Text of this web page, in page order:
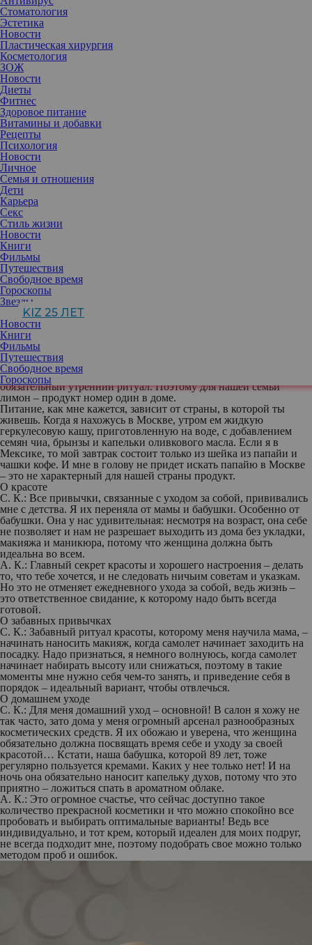
Стоматология
Эстетика
Новости
Пластическая хирургия
Косметология
ЗОЖ
Новости
Диеты
Фитнес
Здоровое питание
Витамины и добавки
Рецепты
Психология
Новости
Личное
Семья и отношения
Дети
Карьера
Секс
Стиль жизни
Новости
Книги
Фильмы
Путешествия
Свободное время
Гороскопы
Звезды
KIZ 25 ЛЕТ
Новости
Книги
Фильмы
Путешествия
Свободное время
Гороскопы
питании
А. К.:Я считаю, что для того чтобы хорошо выглядеть, нужно
себя хорошо чувствовать, поэтому каждый день я начинаю с
дыхательных упражнений. Затем пью теплую воду с лимоном –
этому меня и нашу бабушку научила Соня, и теперь это наш
обязательный утренний ритуал. Поэтому для нашей семьи
лимон – продукт номер один в доме.
Питание, как мне кажется, зависит от страны, в которой ты
живешь. Когда я нахожусь в Москве, утром ем жидкую
геркулесовую кашу, приготовленную на воде, с добавлением
семян чиа, брынзы и капельки оливкового масла. Если я в
Мексике, то мой завтрак состоит только из шейка из папайи и
чашки кофе. И мне в голову не придет искать папайю в Москве
– это не характерный для нашей страны продукт.
О красоте
С. К.: Все привычки, связанные с уходом за собой, прививались
мне с детства. Я их переняла от мамы и бабушки. Особенно от
бабушки. Она у нас удивительная: несмотря на возраст, она себе
не позволяет и нам не разрешает выходить из дома без укладки,
макияжа и маникюра, потому что женщина должна быть
идеальна во всем.
А. К.: Главный секрет красоты и хорошего настроения – делать
то, что тебе хочется, и не следовать ничьим советам и указкам.
Но это не отменяет ежедневного ухода за собой, ведь жизнь –
это ответственное свидание, к которому надо быть всегда
готовой.
О забавных привычках
С. К.: Забавный ритуал красоты, которому меня научила мама, –
начинать наносить макияж, когда самолет начинает заходить на
посадку. Надо признаться, я немного волнуюсь, когда самолет
начинает набирать высоту или снижаться, поэтому в такие
моменты мне нужно себя чем-то занять, и приведение себя в
порядок – идеальный вариант, чтобы отвлечься.
О домашнем уходе
С. К.: Для меня домашний уход – основной! В салон я хожу не
так часто, зато дома у меня огромный арсенал разнообразных
косметических средств. Я их обожаю и уверена, что женщина
обязательно должна посвящать время себе и уходу за своей
красотой… Кстати, наша бабушка, которой 89 лет, тоже
регулярно пользуется кремами. Каких у нее только нет! И на
ночь она обязательно наносит капельку духов, потому что это
приятно – ложиться спать в ароматном облаке.
А. К.: Это огромное счастье, что сейчас доступно такое
количество прекрасной косметики и что можно спокойно все
пробовать и выбирать оптимальные варианты! Ведь все
индивидуально, и тот крем, который идеален для моих подруг,
не всегда подходит мне, поэтому подобрать свое можно только
методом проб и ошибок.